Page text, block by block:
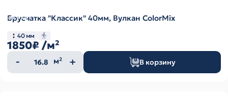
Брусчатка "Классик" 40мм, Вулкан ColorMix
40 мм
1850₽ /м²
Количество
товара
м² В корзину